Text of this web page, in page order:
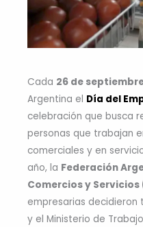
Cada 26 de
Argentina el Día del
celebración que busca
personas que trabajan
comerciales y en
año, la Federación
Comercios y Servicios
empresarias decidieron
y el Ministerio de